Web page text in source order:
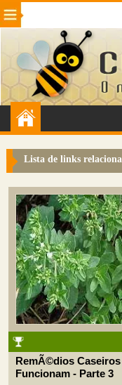
Beleza Cinema e TV
Internet Jogos
VeÃ­culos Adulto
Sugerir Link
Colmeia Exchange
Perguntas Frequentes
Sobre
Contato
Lista de links
RemÃ©dios
Funcionam - Parte 3